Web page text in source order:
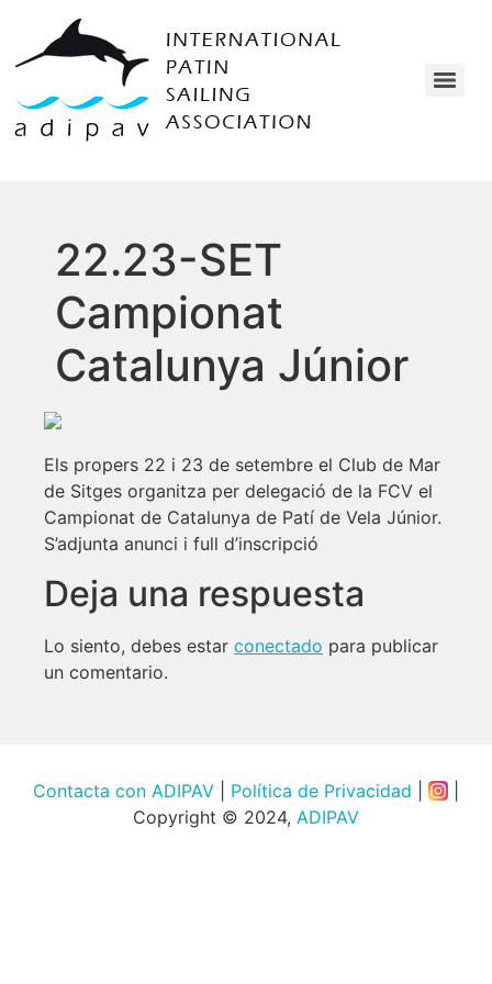
22.23-SET
Campionat
Catalunya Júnior
Els propers 22 i 23 de setembre el Club de Mar
de Sitges organitza per delegació de la FCV el
Campionat de Catalunya de Patí de Vela Júnior.
S’adjunta anunci i full d’inscripció
Deja una respuesta
Lo siento, debes estar conectado para publicar
un comentario.
Contacta con ADIPAV Política de Privacidad
Copyright © 2024, ADIPAV